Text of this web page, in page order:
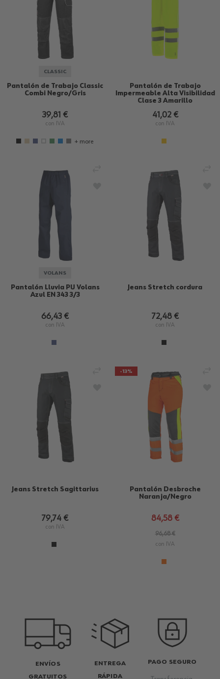
CLASSIC
Pantalón de Trabajo Classic
Combi Negro/Gris
39,81 €
con IVA
+ more
Pantalón de Trabajo
Impermeable Alta Visibilidad
Clase 3 Amarillo
41,02 €
con IVA
VOLANS
Pantalón Lluvia PU Volans
Azul EN 343 3/3
66,43 €
con IVA
AÑADIR A LA LISTA DE DESEOS
Jeans Stretch cordura
72,48 €
con IVA
Jeans Stretch Sagittarius
79,74 €
con IVA
AÑADIR A LA LISTA DE DESEOS
AÑADIR PARA COMPARAR
-13%
Pantalón Desbroche
Naranja/Negro
84,58 €
96,68 €
con IVA
ENVÍOS
GRATUITOS
ENTREGA
RÁPIDA
PAGO SEGURO